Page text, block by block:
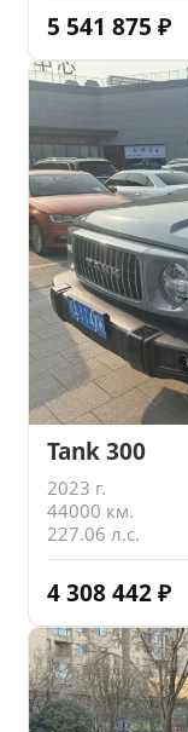
5 541 875 ₽
Tank 300
2023 г.
44000 км.
227.06 л.с.
4 308 442 ₽